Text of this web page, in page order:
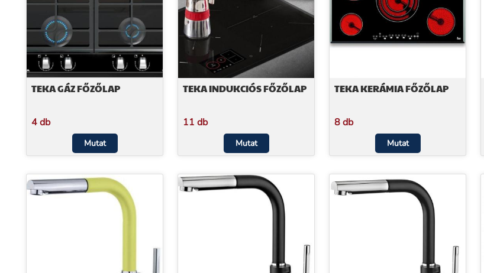
TEKA GÁZ FŐZŐLAP
4 db
Mutat
TEKA INDUKCIÓS FŐZŐLAP
11 db
Mutat
TEKA KERÁMIA FŐZŐLAP
8 db
Mutat